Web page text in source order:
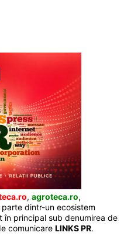
, agroteca.ro,
dintr-un ecosistem
în principal sub denumirea de
comunicare LINKS PR.